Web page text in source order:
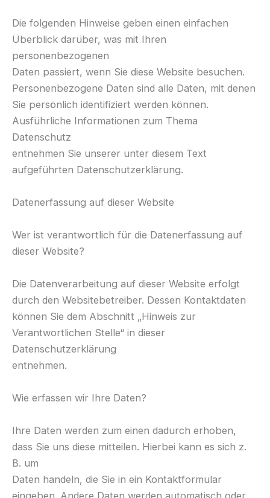
Die folgenden Hinweise geben einen einfachen
Überblick darüber, was mit Ihren
personenbezogenen
Daten passiert, wenn Sie diese Website besuchen.
Personenbezogene Daten sind alle Daten, mit denen
Sie persönlich identifiziert werden können.
Ausführliche Informationen zum Thema
Datenschutz
entnehmen Sie unserer unter diesem Text
aufgeführten Datenschutzerklärung.
Datenerfassung auf dieser Website
Wer ist verantwortlich für die Datenerfassung auf
dieser Website?
Die Datenverarbeitung auf dieser Website erfolgt
durch den Websitebetreiber. Dessen Kontaktdaten
können Sie dem Abschnitt „Hinweis zur
Verantwortlichen Stelle“ in dieser
Datenschutzerklärung
entnehmen.
Wie erfassen wir Ihre Daten?
Ihre Daten werden zum einen dadurch erhoben,
dass Sie uns diese mitteilen. Hierbei kann es sich z.
B. um
Daten handeln, die Sie in ein Kontaktformular
eingeben. Andere Daten werden automatisch oder